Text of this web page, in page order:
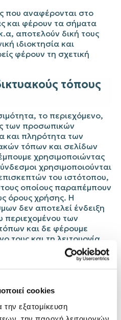
cookies
την εξατομίκευση
που αναφέρονται στο
και φέρουν τα σήματα
αποτελούν δική τους
ιδιοκτησία και
φέρουν τη σχετική
τόπους
το περιεχόμενο,
των προσωπικών
και πληρότητα των
τόπων και σελίδων
χρησιμοποιώντας
χρησιμοποιούνται
του ιστότοπου,
οποίους παραπέμπουν
όρους χρήσης. Η
δεν αποτελεί ένδειξη
περιεχομένου των
και δε φέρουμε
τους και τη λειτουργία
EYEWIDEΕΠΕ δεν είναι
παρόν δικτυακό τόπο
σχετικά με θέματα